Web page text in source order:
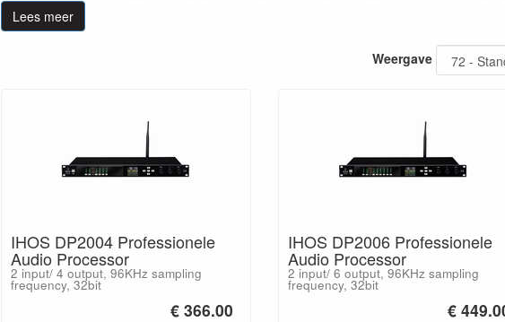
weergeven en nog nauwkeuriger instellen. Met behulp van een dergelijk, geavanceerd,
niveau. Het gebruik van de delay-functie wordt vaak onderschat. Hiermee kunt u de
zetten, wat resulteert in een transparanter geluid. Het geluid van de verschillende
Lees meer
Weergave
IHOS DP2004 Professionele
Audio Processor
2 input/ 4 output, 96KHz sampling
frequency, 32bit
€ 366.00
IHOS DP2006 Professionele
Audio Processor
2 input/ 6 output, 96KHz sampling
frequency, 32bit
€